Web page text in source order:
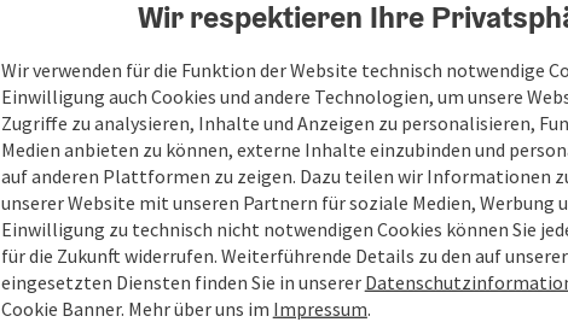
Wir respektieren Ihre
Wir verwenden für die Funktion der Website technisch notwendige
Einwilligung auch Cookies und andere Technologien, um unsere
Zugriffe zu analysieren, Inhalte und Anzeigen zu personalisieren,
Medien anbieten zu können, externe Inhalte einzubinden und
auf anderen Plattformen zu zeigen. Dazu teilen wir Informationen
unserer Website mit unseren Partnern für soziale Medien, Werbung
Einwilligung zu technisch nicht notwendigen Cookies können Sie
für die Zukunft widerrufen. Weiterführende Details zu den auf
eingesetzten Diensten finden Sie in unserer
Cookie Banner. Mehr über uns im Impressum.